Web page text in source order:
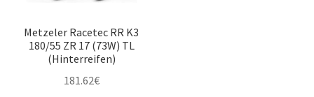
Metzeler Racetec RR K3
180/55 ZR 17 (73W) TL
(Hinterreifen)
181.62€